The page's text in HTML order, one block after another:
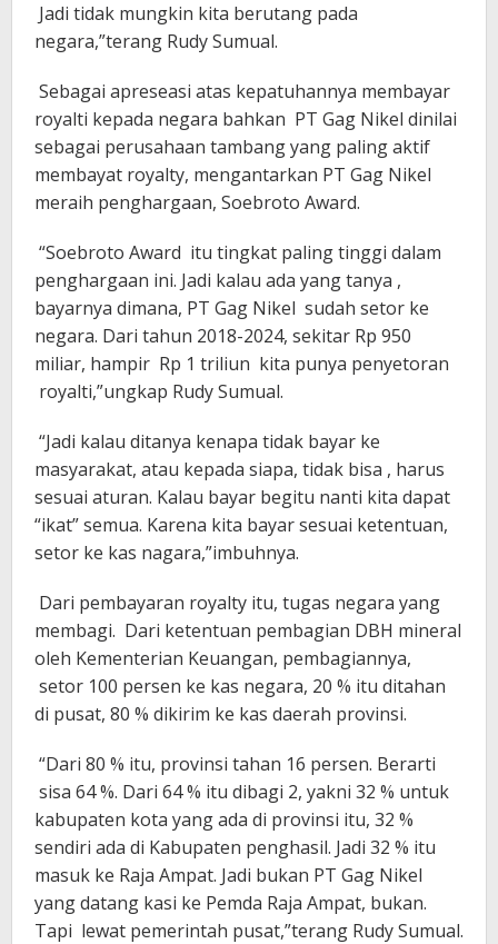
Jadi tidak mungkin kita berutang pada
negara,”terang Rudy Sumual.
Sebagai apreseasi atas kepatuhannya membayar
royalti kepada negara bahkan PT Gag Nikel dinilai
sebagai perusahaan tambang yang paling aktif
membayat royalty, mengantarkan PT Gag Nikel
meraih penghargaan, Soebroto Award.
“Soebroto Award itu tingkat paling tinggi dalam
penghargaan ini. Jadi kalau ada yang tanya ,
bayarnya dimana, PT Gag Nikel sudah setor ke
negara. Dari tahun 2018-2024, sekitar Rp 950
miliar, hampir Rp 1 triliun kita punya penyetoran
royalti,”ungkap Rudy Sumual.
“Jadi kalau ditanya kenapa tidak bayar ke
masyarakat, atau kepada siapa, tidak bisa , harus
sesuai aturan. Kalau bayar begitu nanti kita dapat
“ikat” semua. Karena kita bayar sesuai ketentuan,
setor ke kas nagara,”imbuhnya.
Dari pembayaran royalty itu, tugas negara yang
membagi. Dari ketentuan pembagian DBH mineral
oleh Kementerian Keuangan, pembagiannya,
setor 100 persen ke kas negara, 20 % itu ditahan
di pusat, 80 % dikirim ke kas daerah provinsi.
“Dari 80 % itu, provinsi tahan 16 persen. Berarti
sisa 64 %. Dari 64 % itu dibagi 2, yakni 32 % untuk
kabupaten kota yang ada di provinsi itu, 32 %
sendiri ada di Kabupaten penghasil. Jadi 32 % itu
masuk ke Raja Ampat. Jadi bukan PT Gag Nikel
yang datang kasi ke Pemda Raja Ampat, bukan.
Tapi lewat pemerintah pusat,”terang Rudy Sumual.